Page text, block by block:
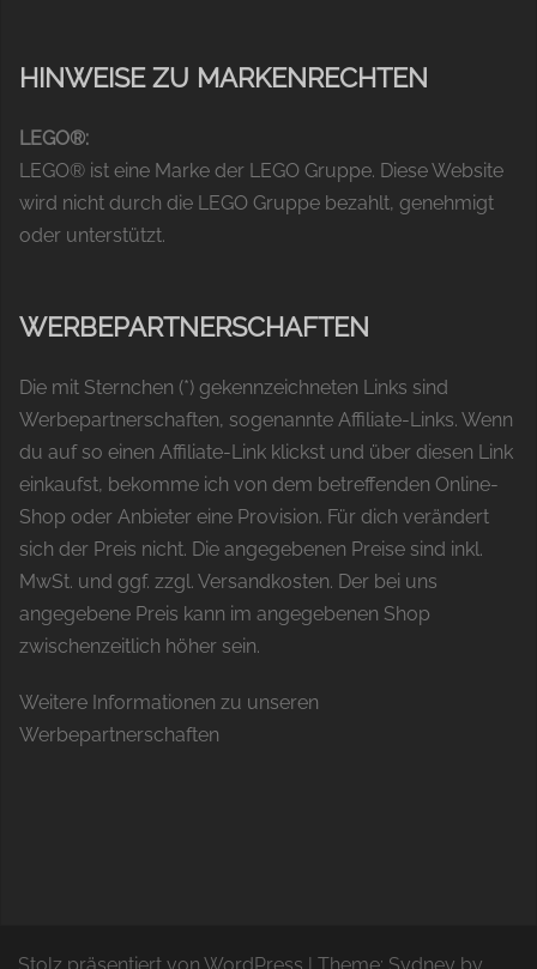
HINWEISE ZU MARKENRECHTEN
LEGO®:
LEGO® ist eine Marke der LEGO Gruppe. Diese Website
wird nicht durch die LEGO Gruppe bezahlt, genehmigt
oder unterstützt.
WERBEPARTNERSCHAFTEN
Die mit Sternchen (*) gekennzeichneten Links sind
Werbepartnerschaften, sogenannte Affiliate-Links. Wenn
du auf so einen Affiliate-Link klickst und über diesen Link
einkaufst, bekomme ich von dem betreffenden Online-
Shop oder Anbieter eine Provision. Für dich verändert
sich der Preis nicht. Die angegebenen Preise sind inkl.
MwSt. und ggf. zzgl. Versandkosten. Der bei uns
angegebene Preis kann im angegebenen Shop
zwischenzeitlich höher sein.
Weitere Informationen zu unseren
Werbepartnerschaften